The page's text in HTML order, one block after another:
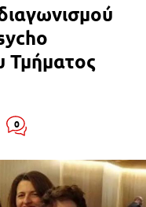
Τμήματος
0